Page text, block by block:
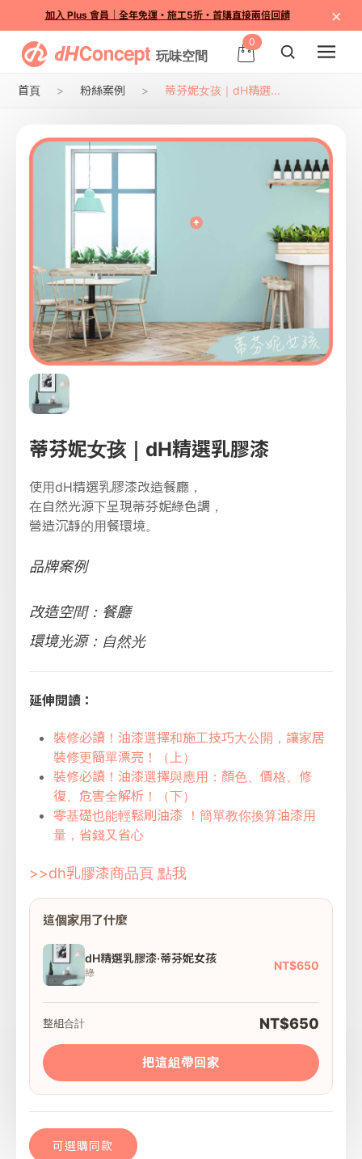
加入 Plus 會員｜全年免運・施工5折・首購直接兩倍回饋 ×
0
首頁 粉絲案例 蒂芬妮女孩｜dH精選...
蒂芬妮女孩｜dH精選乳膠漆
使用dH精選乳膠漆改造餐廳，
在自然光源下呈現蒂芬妮綠色調，
營造沉靜的用餐環境。
品牌案例
改造空間：餐廳
環境光源：自然光
延伸閱讀：
裝修必讀！油漆選擇和施工技巧大公開，讓家居
裝修更簡單漂亮！（上）
裝修必讀！油漆選擇與應用：顏色、價格、修
復、危害全解析！（下）
零基礎也能輕鬆刷油漆 ！簡單教你換算油漆用
量，省錢又省心
>>dh乳膠漆商品頁 點我
這個家用了什麼
dH精選乳膠漆·蒂芬妮女孩
綠
NT$650
整組合計 NT$650
把這組帶回家
可選購同款